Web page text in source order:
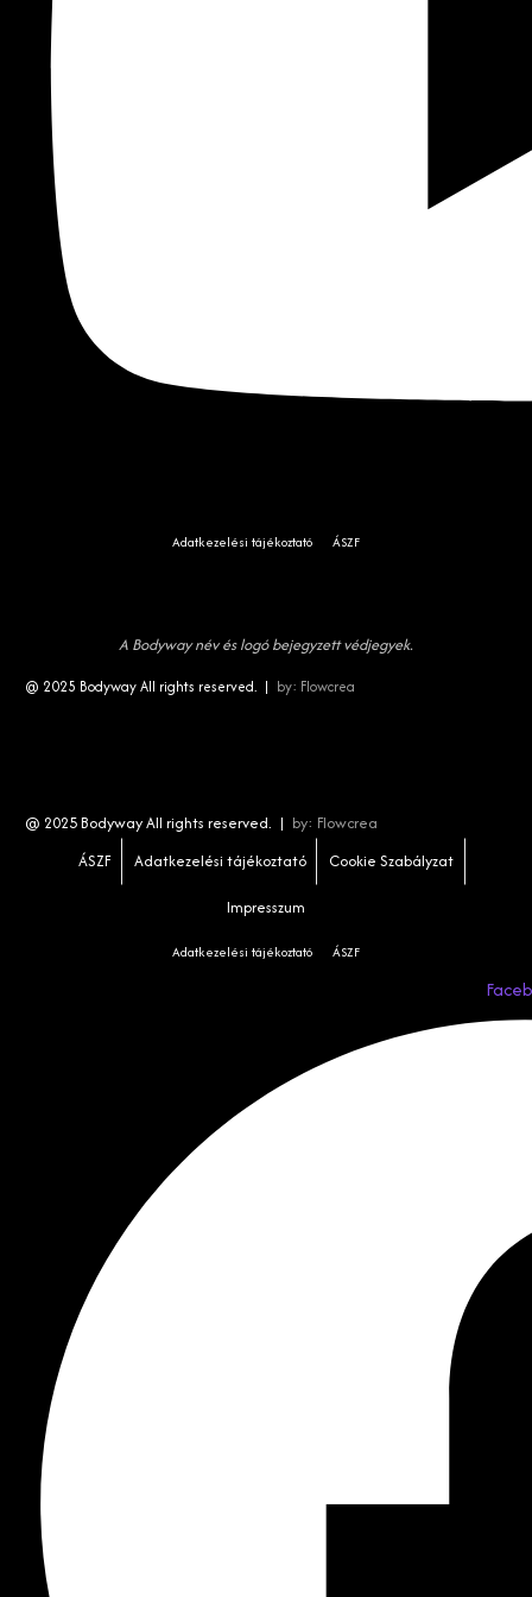
Adatkezelési tájékoztató ÁSZF
A Bodyway név és logó bejegyzett védjegyek.
@ 2025 Bodyway All rights reserved. | by: Flowcrea
@ 2025 Bodyway All rights reserved. | by: Flowcrea
ÁSZF
Adatkezelési tájékoztató Cookie Szabályzat
Impresszum
Adatkezelési tájékoztató ÁSZF